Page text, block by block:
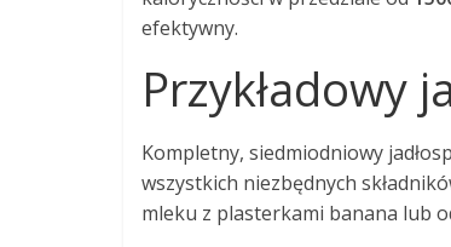
efektywny.
Przykładowy
Kompletny, siedmiodniowy
wszystkich niezbędnych
mleku z plasterkami banana lub